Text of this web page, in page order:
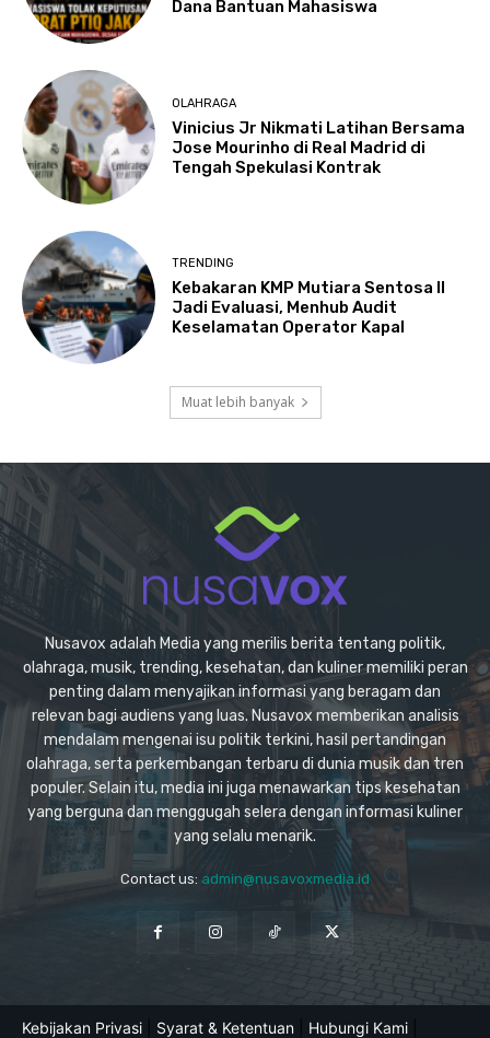
Dana Bantuan Mahasiswa
OLAHRAGA
Vinicius Jr Nikmati Latihan Bersama
Jose Mourinho di Real Madrid di
Tengah Spekulasi Kontrak
TRENDING
Kebakaran KMP Mutiara Sentosa II
Jadi Evaluasi, Menhub Audit
Keselamatan Operator Kapal
Muat lebih banyak
Nusavox adalah Media yang merilis berita tentang politik,
olahraga, musik, trending, kesehatan, dan kuliner memiliki peran
penting dalam menyajikan informasi yang beragam dan
relevan bagi audiens yang luas. Nusavox memberikan analisis
mendalam mengenai isu politik terkini, hasil pertandingan
olahraga, serta perkembangan terbaru di dunia musik dan tren
populer. Selain itu, media ini juga menawarkan tips kesehatan
yang berguna dan menggugah selera dengan informasi kuliner
yang selalu menarik.
Contact us: admin@nusavoxmedia.id
Kebijakan Privasi Syarat & Ketentuan Hubungi Kami